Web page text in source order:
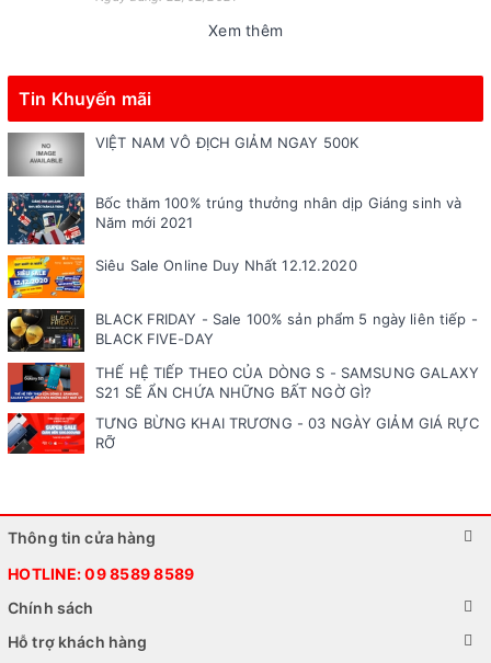
Xem thêm
Tin Khuyến mãi
VIỆT NAM VÔ ĐỊCH GIẢM NGAY 500K
Bốc thăm 100% trúng thưởng nhân dịp Giáng sinh và
Năm mới 2021
Siêu Sale Online Duy Nhất 12.12.2020
BLACK FRIDAY - Sale 100% sản phẩm 5 ngày liên tiếp -
BLACK FIVE-DAY
THẾ HỆ TIẾP THEO CỦA DÒNG S - SAMSUNG GALAXY
S21 SẼ ẨN CHỨA NHỮNG BẤT NGỜ GÌ?
TƯNG BỪNG KHAI TRƯƠNG - 03 NGÀY GIẢM GIÁ RỰC
RỠ
Thông tin cửa hàng
HOTLINE:09 8589 8589
Chính sách
Hỗ trợ khách hàng